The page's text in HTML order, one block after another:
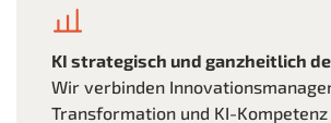
KI strategisch und ganzheitlich
Wir verbinden
Transformation und KI-Kompetenz